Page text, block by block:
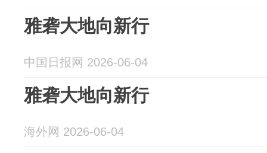
雅砻大地向新行
中国日报网 2026-06-04
雅砻大地向新行
海外网 2026-06-04